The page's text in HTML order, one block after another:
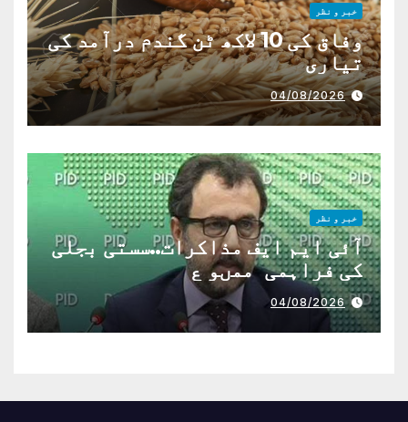
خبر و نظر
وفاق کی 10 لاکھ ٹن گندم درآمد کی
تیاری
04/08/2026
خبر و نظر
آئی ایم ایف مذاکرات..سستی بجلی
کی فراہمی ممںو ع
04/08/2026